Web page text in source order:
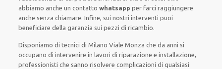
abbiamo anche uncontatto whatsappper farci raggiungere
anche senza chiamare.Infine, sui nostri interventi puoi
beneficiare dellagaranzia sui pezzi di ricambio.
Disponiamo ditecnici di Milano Viale Monza che da anni si
occupano di intervenirein lavori di riparazione e installazione,
professionistiche sanno risolvere complicazioni di qualsiasi